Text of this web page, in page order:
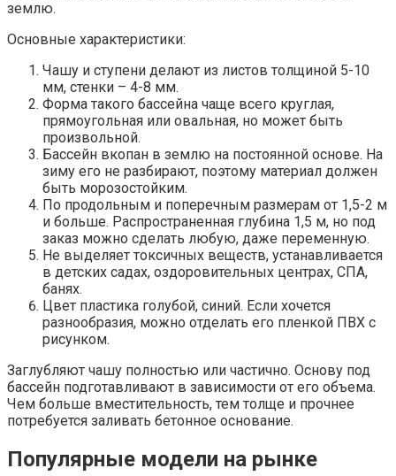
землю.
Основные характеристики:
Чашу и ступени делают из листов толщиной 5-10
мм, стенки – 4-8 мм.
Форма такого бассейна чаще всего круглая,
прямоугольная или овальная, но может быть
произвольной.
Бассейн вкопан в землю на постоянной основе. На
зиму его не разбирают, поэтому материал должен
быть морозостойким.
По продольным и поперечным размерам от 1,5-2 м
и больше. Распространенная глубина 1,5 м, но под
заказ можно сделать любую, даже переменную.
Не выделяет токсичных веществ, устанавливается
в детских садах, оздоровительных центрах, СПА,
банях.
Цвет пластика голубой, синий. Если хочется
разнообразия, можно отделать его пленкой ПВХ с
рисунком.
Заглубляют чашу полностью или частично. Основу под
бассейн подготавливают в зависимости от его объема.
Чем больше вместительность, тем толще и прочнее
потребуется заливать бетонное основание.
Популярные модели на рынке